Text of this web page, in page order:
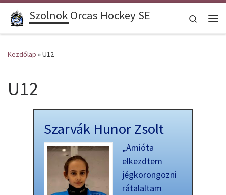
Skip to content
Szolnok Orcas Hockey SE
Search
Kezdőlap »U12
U12
Szarvák Hunor Zsolt
„Amióta
elkezdtem
jégkorongozni
rátalaltam